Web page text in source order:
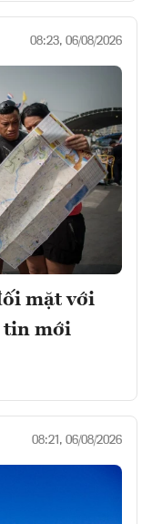
08:23, 06/08/2026
mặt với
tin mới
08:21, 06/08/2026